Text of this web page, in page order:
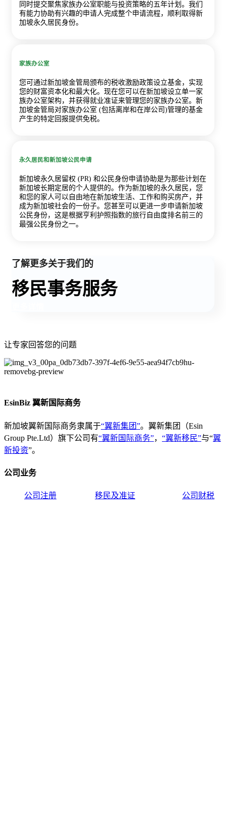
同时提交聚焦家族办公室职能与投资策略的五年计划。我们
有能力协助有兴趣的申请人完成整个申请流程，顺利取得新
加坡永久居民身份。
家族办公室
您可通过新加坡金管局颁布的税收激励政策设立基金，实现
您的财富资本化和最大化。现在您可以在新加坡设立单一家
族办公室架构，并获得就业准证来管理您的家族办公室。新
加坡金管局对家族办公室 (包括离岸和在岸公司)管理的基金
产生的特定回报提供免税。
永久居民和新加坡公民申请
新加坡永久居留权 (PR) 和公民身份申请协助是为那些计划在
新加坡长期定居的个人提供的。作为新加坡的永久居民，您
和您的家人可以自由地在新加坡生活、工作和购买房产，并
成为新加坡社会的一份子。您甚至可以更进一步申请新加坡
公民身份，这是根据亨利护照指数的旅行自由度排名前三的
最强公民身份之一。
了解更多关于我们的
移民事务服务
让专家回答您的问题
EsinBiz 翼新国际商务
新加坡翼新国际商务隶属于“翼新集团”。翼新集团（Esin
Group Pte.Ltd）旗下公司有“翼新国际商务”， “翼新移民”与“翼
新投资”。
公司业务
公司注册 移民及准证 公司财税